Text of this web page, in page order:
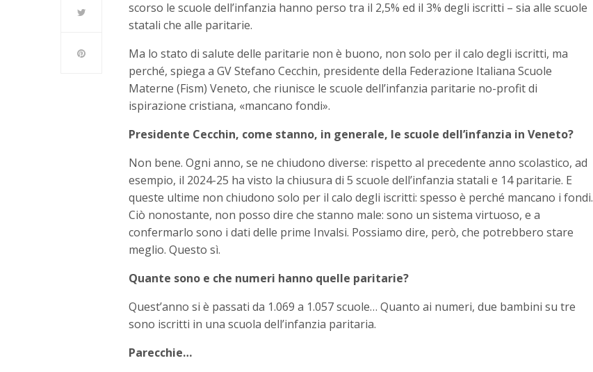
scorso le scuole dell’infanzia hanno perso tra il 2,5% ed il 3% degli iscritti – sia alle scuole
statali che alle paritarie.
Ma lo stato di salute delle paritarie non è buono, non solo per il calo degli iscritti, ma
perché, spiega a GV Stefano Cecchin, presidente della Federazione Italiana Scuole
Materne (Fism) Veneto, che riunisce le scuole dell’infanzia paritarie no-profit di
ispirazione cristiana, «mancano fondi».
Presidente Cecchin, come stanno, in generale, le scuole dell’infanzia in Veneto?
Non bene. Ogni anno, se ne chiudono diverse: rispetto al precedente anno scolastico, ad
esempio, il 2024-25 ha visto la chiusura di 5 scuole dell’infanzia statali e 14 paritarie. E
queste ultime non chiudono solo per il calo degli iscritti: spesso è perché mancano i fondi.
Ciò nonostante, non posso dire che stanno male: sono un sistema virtuoso, e a
confermarlo sono i dati delle prime Invalsi. Possiamo dire, però, che potrebbero stare
meglio. Questo sì.
Quante sono e che numeri hanno quelle paritarie?
Quest’anno si è passati da 1.069 a 1.057 scuole… Quanto ai numeri, due bambini su tre
sono iscritti in una scuola dell’infanzia paritaria.
Parecchie…